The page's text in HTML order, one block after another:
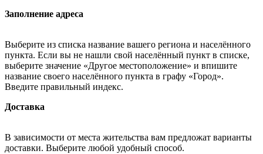
Заполнение адреса
Выберите из списка название вашего региона и населённого
пункта. Если вы не нашли свой населённый пункт в списке,
выберите значение «Другое местоположение» и впишите
название своего населённого пункта в графу «Город».
Введите правильный индекс.
Доставка
В зависимости от места жительства вам предложат варианты
доставки. Выберите любой удобный способ.